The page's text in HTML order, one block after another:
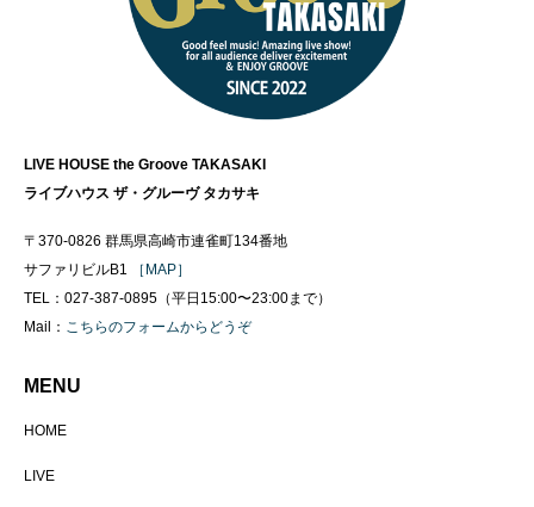
LIVE HOUSE the Groove TAKASAKI
ライブハウス ザ・グルーヴ タカサキ
〒370-0826 群馬県高崎市連雀町134番地
サファリビルB1
［MAP］
TEL：027-387-0895（平日15:00〜23:00まで）
Mail： こちらのフォームからどうぞ
MENU
HOME
LIVE